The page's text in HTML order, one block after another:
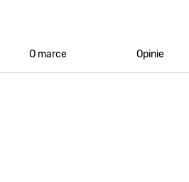
O marce Opinie